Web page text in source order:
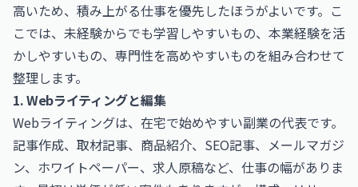
高いため、積み上がる仕事を優先したほうがよいです。こ
こでは、未経験からでも学習しやすいもの、本業経験を活
かしやすいもの、専門性を高めやすいものを組み合わせて
整理します。
1. Webライティングと編集
Webライティングは、在宅で始めやすい副業の代表です。
記事作成、取材記事、商品紹介、SEO記事、メールマガジ
ン、ホワイトペーパー、求人原稿など、仕事の幅がありま